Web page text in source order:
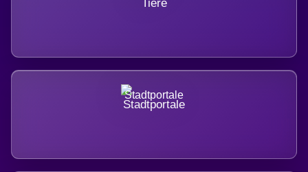
Tiere
Stadtportale